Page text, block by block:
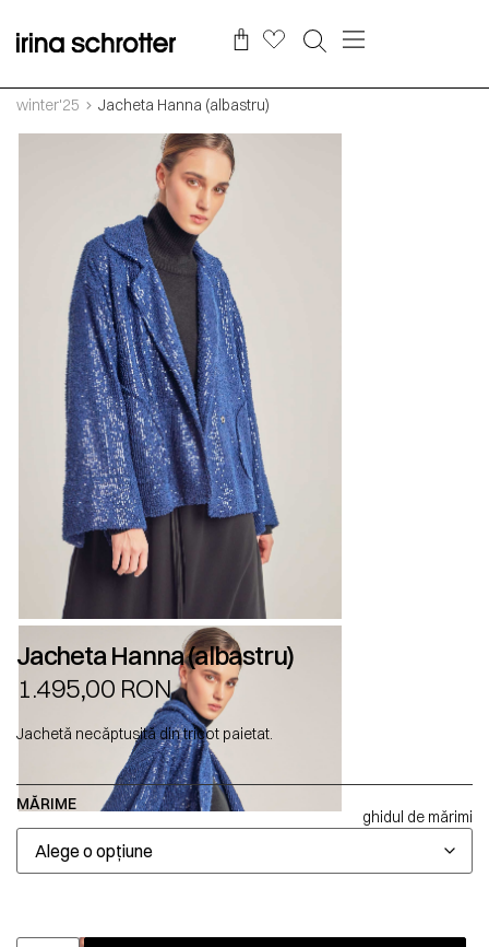
winter'25 Jacheta Hanna (albastru)
Jacheta Hanna (albastru)
1.495,00 RON
Jachetă necăptușită din tricot paietat.
MĂRIME
ghidul de mărimi